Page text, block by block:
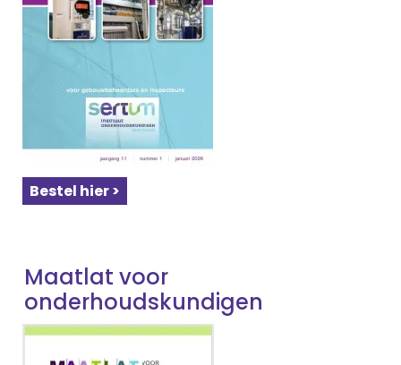
Bestel hier >
Maatlat voor
onderhoudskundigen